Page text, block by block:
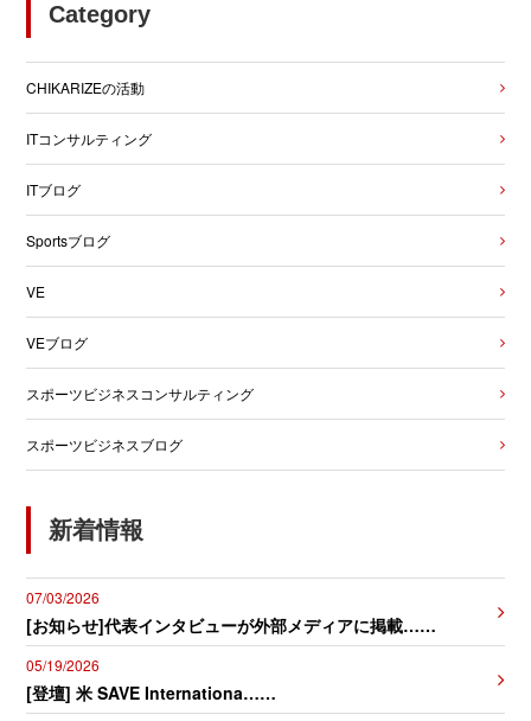
Category
CHIKARIZEの活動
ITコンサルティング
ITブログ
Sportsブログ
VE
VEブログ
スポーツビジネスコンサルティング
スポーツビジネスブログ
新着情報
07/03/2026
[お知らせ]代表インタビューが外部メディアに掲載……
05/19/2026
[登壇] 米 SAVE Internationa……